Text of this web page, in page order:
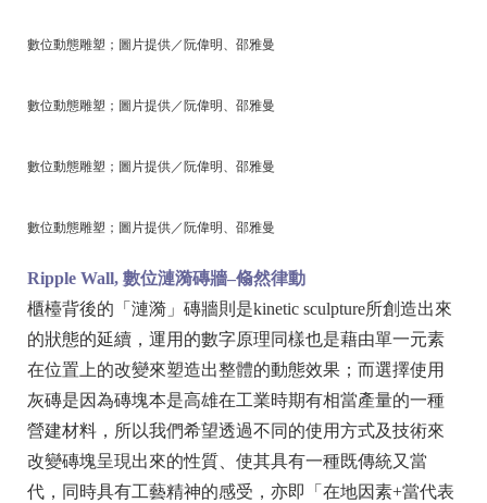
數位動態雕塑；圖片提供／阮偉明、邵雅曼
數位動態雕塑；圖片提供／阮偉明、邵雅曼
數位動態雕塑；圖片提供／阮偉明、邵雅曼
數位動態雕塑；圖片提供／阮偉明、邵雅曼
Ripple Wall, 數位漣漪磚牆–翛然律動
櫃檯背後的「漣漪」磚牆則是kinetic sculpture所創造出來
的狀態的延續，運用的數字原理同樣也是藉由單一元素
在位置上的改變來塑造出整體的動態效果；而選擇使用
灰磚是因為磚塊本是高雄在工業時期有相當產量的一種
營建材料，所以我們希望透過不同的使用方式及技術來
改變磚塊呈現出來的性質、使其具有一種既傳統又當
代，同時具有工藝精神的感受，亦即「在地因素+當代表